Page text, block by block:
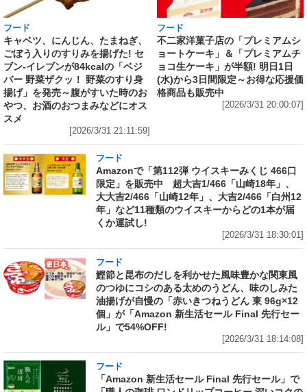
フード
キャベツ、にんじん、たまねぎ、
ごぼう入りのすりみを揚げた! セ
ブン‐イレブンが84kcalの「ベジ
バー 野菜ザクッ！ 野菜のすり身
揚げ」を発売～腹がすいた時のお
やつ、お酒のおつまみなどにオス
スメ
[2026/3/31 21:11:59]
フード
不二家洋菓子店の「プレミアムシ
ョートケーキ」＆「プレミアムチ
ョコ生ケーキ」が半額! 明日1日
(水)から3日間限定～お得な応援価
格商品も販売中
[2026/3/31 20:00:07]
フード
Amazonで「第112弾 ウイスキーみくじ 466口
限定」を販売中 超大吉1/466「山崎18年」、
大大吉2/466「山崎12年」、大吉2/466「白州12
年」など11種類のウイスキーからどの1本が届
くか運試し!
[2026/3/31 18:30:01]
フード
鰹節と昆布のだしを利かせた風味豊かな関東風
のつゆにコシのある太めのうどん、味のしみた
油揚げが自慢の「赤いきつねうどん 東 96g×12
個」が「Amazon 新生活セール Final 先行セー
ル」で54%OFF!
[2026/3/31 18:14:08]
フード
「Amazon 新生活セール Final 先行セール」で